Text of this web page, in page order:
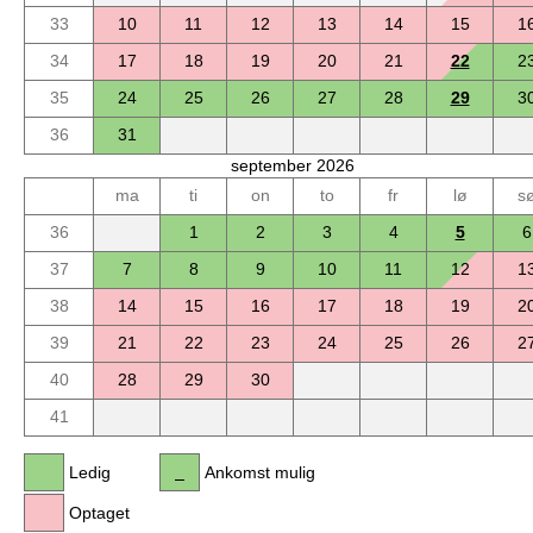
33
10 11 12 13 14 15
34
17 18 19 20 21 22
35
24 25 26 27 28 29
36
31
september 2026
ma
ti on to fr lø
36
1 2 3 4 5
6
37
7 8 9 10 11 12
38
14 15 16 17 18 19
39
21 22 23 24 25 26
40
28 29
30
41
Ledig
Optaget
Ankomst mulig